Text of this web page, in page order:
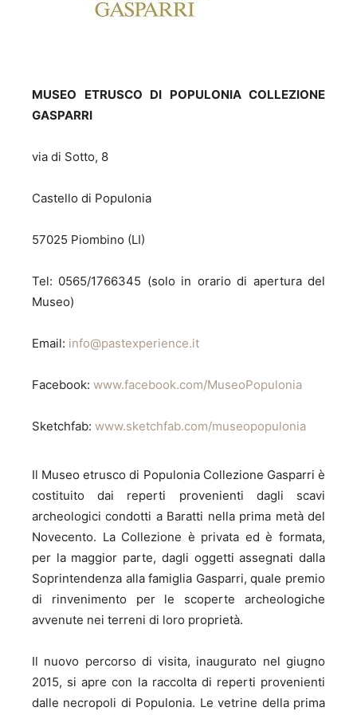
MUSEO ETRUSCO DI POPULONIA COLLEZIONE
GASPARRI
via di Sotto, 8
Castello di Populonia
57025 Piombino (LI)
Tel: 0565/1766345 (solo in orario di apertura del
Museo)
Email: info@pastexperience.it
Facebook: www.facebook.com/MuseoPopulonia
Sketchfab: www.sketchfab.com/museopopulonia
Il Museo etrusco di Populonia Collezione Gasparri è
costituito dai reperti provenienti dagli scavi
archeologici condotti a Baratti nella prima metà del
Novecento. La Collezione è privata ed è formata,
per la maggior parte, dagli oggetti assegnati dalla
Soprintendenza alla famiglia Gasparri, quale premio
di rinvenimento per le scoperte archeologiche
avvenute nei terreni di loro proprietà.
Il nuovo percorso di visita, inaugurato nel giugno
2015, si apre con la raccolta di reperti provenienti
dalle necropoli di Populonia. Le vetrine della prima